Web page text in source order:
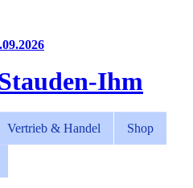
Ihm
Vertrieb & Handel Shop